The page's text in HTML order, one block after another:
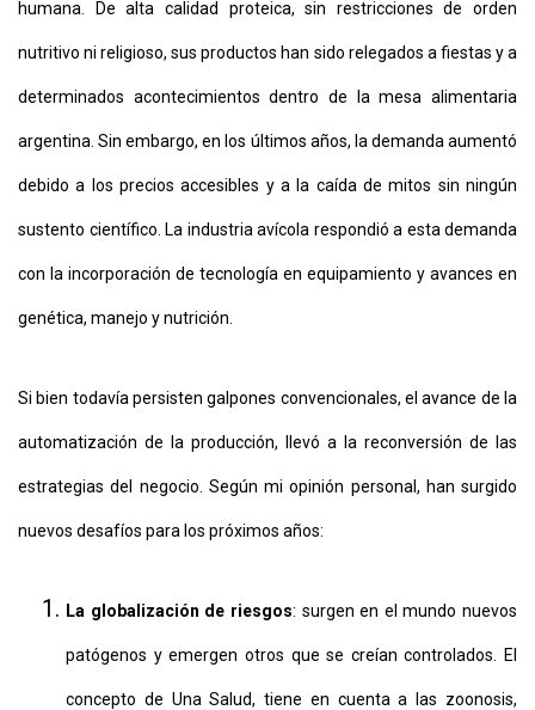
humana. De alta calidad proteica, sin restricciones de orden
nutritivo ni religioso, sus productos han sido relegados a fiestas y a
determinados acontecimientos dentro de la mesa alimentaria
argentina. Sin embargo, en los últimos años, la demanda aumentó
debido a los precios accesibles y a la caída de mitos sin ningún
sustento científico. La industria avícola respondió a esta demanda
con la incorporación de tecnología en equipamiento y avances en
genética, manejo y nutrición.
Si bien todavía persisten galpones convencionales, el avance de la
automatización de la producción, llevó a la reconversión de las
estrategias del negocio. Según mi opinión personal, han surgido
nuevos desafíos para los próximos años:
La globalización de riesgos: surgen en el mundo nuevos
patógenos y emergen otros que se creían controlados. El
concepto de Una Salud, tiene en cuenta a las zoonosis,